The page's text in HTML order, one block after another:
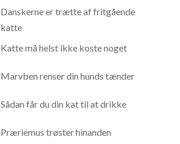
Danskerne er trætte af fritgående
katte
Katte må helst ikke koste noget
Marvben renser din hunds tænder
Sådan får du din kat til at drikke
Præriemus trøster hinanden